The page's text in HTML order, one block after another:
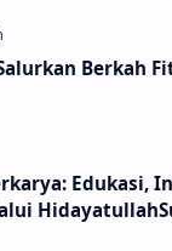
Berkah
Edukasi,